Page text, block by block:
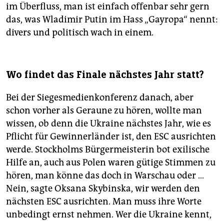
im Überfluss, man ist einfach offenbar sehr gern
das, was Wladimir Putin im Hass „Gayropa“ nennt:
divers und politisch wach in einem.
Wo findet das Finale nächstes Jahr statt?
Bei der Siegesmedienkonferenz danach, aber
schon vorher als Geraune zu hören, wollte man
wissen, ob denn die Ukraine nächstes Jahr, wie es
Pflicht für Gewinnerländer ist, den ESC ausrichten
werde. Stockholms Bürgermeisterin bot exilische
Hilfe an, auch aus Polen waren gütige Stimmen zu
hören, man könne das doch in Warschau oder …
Nein, sagte Oksana Skybinska, wir werden den
nächsten ESC ausrichten. Man muss ihre Worte
unbedingt ernst nehmen. Wer die Ukraine kennt,